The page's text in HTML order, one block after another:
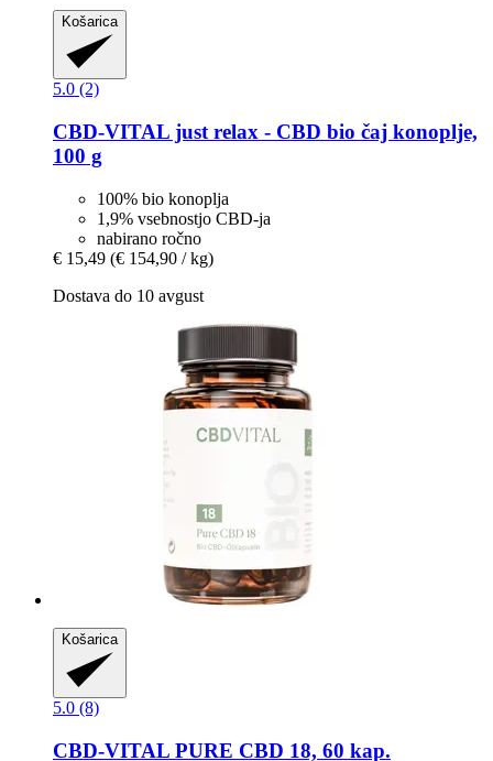
Košarica
5.0 (2)
CBD-VITAL just relax -​ CBD bio čaj konoplje,
100 g
100% bio konoplja
1,9% vsebnostjo CBD-ja
nabirano ročno
€ 15,49 (€ 154,90 / kg)
Dostava do 10 avgust
Košarica
5.0 (8)
CBD-VITAL PURE CBD 18, 60 kap.